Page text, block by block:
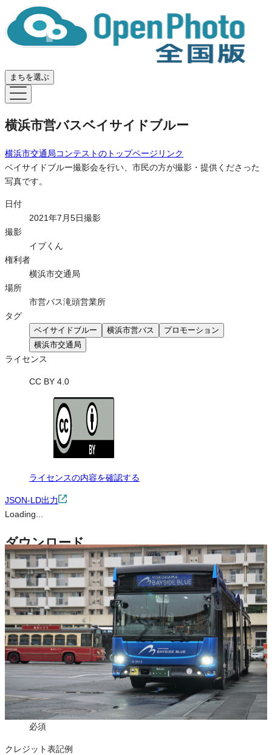
まちを選ぶ
横浜市営バスベイサイドブルー
横浜市交通局コンテストのトップページリンク
ベイサイドブルー撮影会を行い、市民の方が撮影・提供くださった
写真です。
日付
2021年7月5日撮影
撮影
イブくん
権利者
横浜市交通局
場所
市営バス滝頭営業所
タグ
ベイサイドブルー 横浜市営バス
プロモーション
横浜市交通局
ライセンス
CC BY 4.0
ライセンスの内容を確認する
JSON-LD出力
Loading...
ダウンロード
この画像は、営利・非営利を問わずご利用いただけます。トリミン
グ・色変更などの改変も可能です。クレジット表記は必須です。
※本サイトの利用規約 も適用されます。
営利利用
可
改変
可
クレジット表記
必須
クレジット表記例